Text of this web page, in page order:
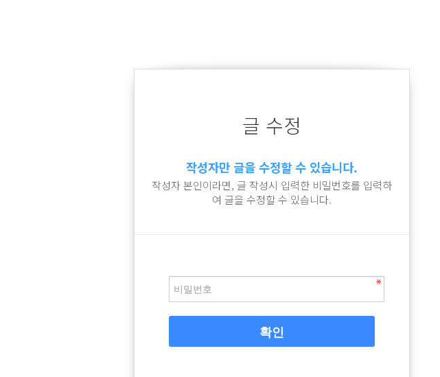
글 수정
작성자만 글을 수정할 수 있습니다.
작성자 본인이라면, 글 작성시 입력한 비밀번호를 입력하
여 글을 수정할 수 있습니다.